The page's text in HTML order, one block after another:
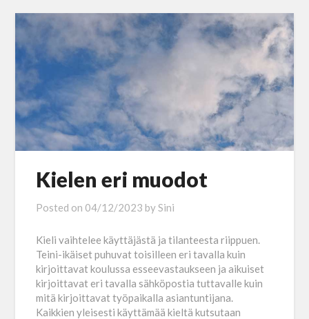
Kielen eri muodot
Posted on 04/12/2023 bySini
Kieli vaihtelee käyttäjästä ja tilanteesta riippuen.
Teini-ikäiset puhuvat toisilleen eri tavalla kuin
kirjoittavat koulussa esseevastaukseen ja aikuiset
kirjoittavat eri tavalla sähköpostia tuttavalle kuin
mitä kirjoittavat työpaikalla asiantuntijana.
Kaikkien yleisesti käyttämää kieltä kutsutaan